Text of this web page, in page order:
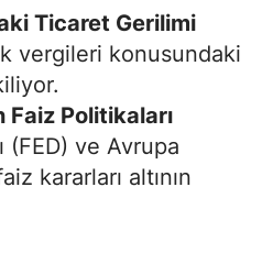
Ticaret Gerilimi
vergileri konusundaki
Faiz Politikaları
(FED) ve Avrupa
kararları altının